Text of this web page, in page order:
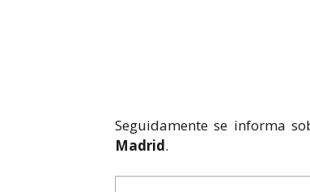
Seguidamente se informa
Madrid.